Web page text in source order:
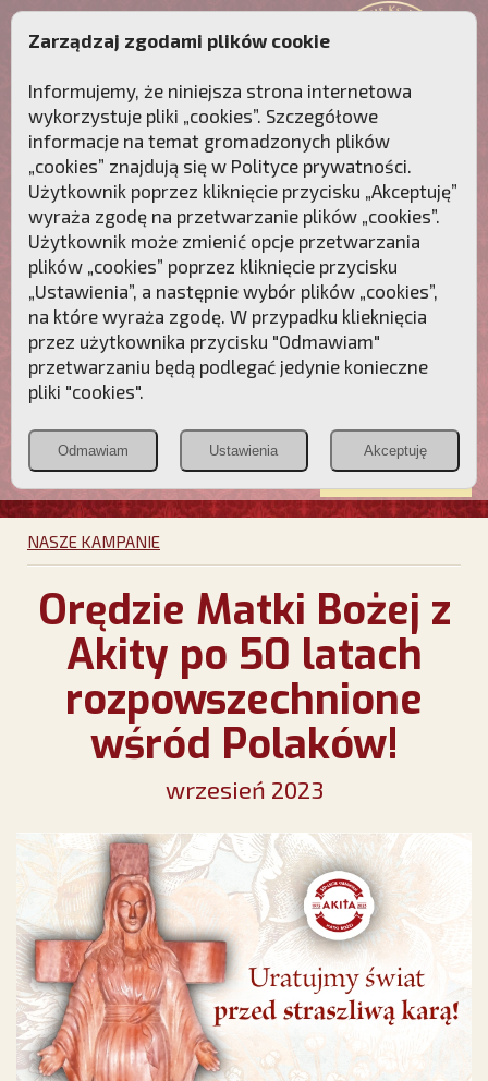
Przebudźmy sumienia Polaków!
Polonia
Christiana
PCh24.pl
Przymierze
POZNAJ APOSTOLAT FATIMY WESPRZYJ
NAS
NASZE KAMPANIE
Orędzie Matki Bożej z
Akity po 50 latach
rozpowszechnione
wśród Polaków!
wrzesień 2023
Zarządzaj zgodami plików cookie
Informujemy, że niniejsza strona internetowa
wykorzystuje pliki „cookies”. Szczegółowe
informacje na temat gromadzonych plików
„cookies” znajdują się w Polityce prywatności.
Użytkownik poprzez kliknięcie przycisku „Akceptuję”
wyraża zgodę na przetwarzanie plików „cookies”.
Użytkownik może zmienić opcje przetwarzania
plików „cookies” poprzez kliknięcie przycisku
„Ustawienia”, a następnie wybór plików „cookies”,
na które wyraża zgodę. W przypadku klieknięcia
przez użytkownika przycisku "Odmawiam"
przetwarzaniu będą podlegać jedynie konieczne
pliki "cookies".
Odmawiam Ustawienia Akceptuję